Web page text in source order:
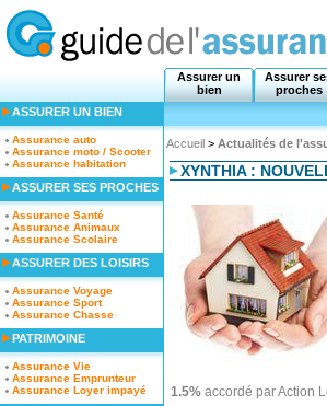
Assurer un
bien
Assurer
proches
Accueil > Actualités de
XYNTHIA :
1.5% accordé par Action
ASSURER UN BIEN
Assurance auto
Assurance moto / Scooter
Assurance habitation
ASSURER SES PROCHES
Assurance Santé
Assurance Animaux
Assurance Scolaire
ASSURER DES LOISIRS
Assurance Voyage
Assurance Sport
Assurance Chasse
PATRIMOINE
Assurance Vie
Assurance Emprunteur
Assurance Loyer impayé